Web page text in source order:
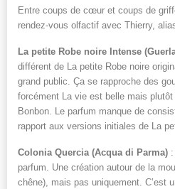
Entre coups de cœur et coups de
rendez-vous olfactif avec Thierry,
La petite Robe noire Intense
différent de La petite Robe noire
grand public. Ça se rapproche des
forcément La vie est belle mais
Bonbon. Le parfum manque de
rapport aux versions initiales de La
Colonia Quercia (Acqua di Parma)
parfum. Une création autour de la
chêne), mais pas uniquement. C’est